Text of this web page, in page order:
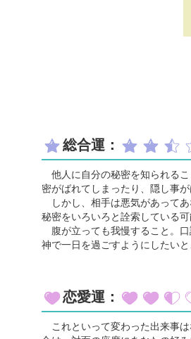
総合運：
他人に自分の秘密を知られる
密がばれてしまったり、隠し事
しかし、相手は悪気があって
秘密をいろいろと詮索している
腹が立っても我慢すること。
神で一日を過ごすようにしたいと
恋愛運：
これといって変わった出来事